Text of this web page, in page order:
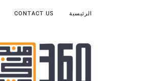
الرئيسية CONTACT US